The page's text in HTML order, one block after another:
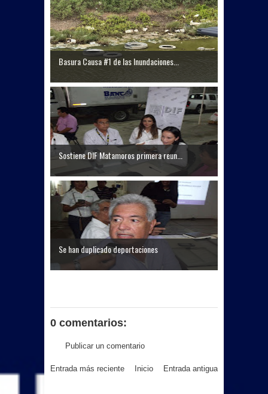
Basura Causa #1 de las Inundaciones...
Sostiene DIF Matamoros primera reun...
Se han duplicado deportaciones
0 comentarios:
Publicar un comentario
Entrada más reciente Entrada antigua
Inicio